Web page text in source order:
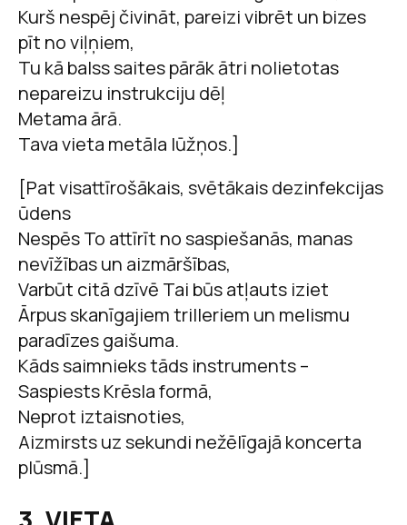
Kurš nespēj čivināt, pareizi vibrēt un bizes
pīt no viļņiem,
Tu kā balss saites pārāk ātri nolietotas
nepareizu instrukciju dēļ
Metama ārā.
Tava vieta metāla lūžņos.]
[Pat visattīrošākais, svētākais dezinfekcijas
ūdens
Nespēs To attīrīt no saspiešanās, manas
nevīžības un aizmāršības,
Varbūt citā dzīvē Tai būs atļauts iziet
Ārpus skanīgajiem trilleriem un melismu
paradīzes gaišuma.
Kāds saimnieks tāds instruments –
Saspiests Krēsla formā,
Neprot iztaisnoties,
Aizmirsts uz sekundi nežēlīgajā koncerta
plūsmā.]